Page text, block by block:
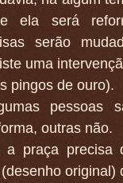
ela será
serão
uma
pingos de ouro).
pessoas
outras não.
a praça precisa
original)